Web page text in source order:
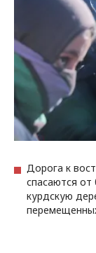
Дорога к
спасаются от
курдскую